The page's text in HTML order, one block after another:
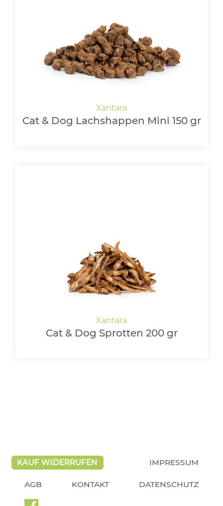
Cat & Dog Lachshappen Mini 150 gr
Cat & Dog Sprotten 200 gr
KAUF WIDERRUFEN IMPRESSUM
AGB KONTAKT DATENSCHUTZ